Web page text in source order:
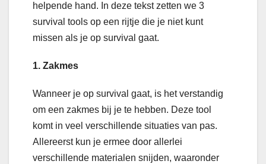
helpende hand. In deze tekst zetten we 3
survival tools op een rijtje die je niet kunt
missen als je op survival gaat.
1. Zakmes
Wanneer je op survival gaat, is het verstandig
om een zakmes bij je te hebben. Deze tool
komt in veel verschillende situaties van pas.
Allereerst kun je ermee door allerlei
verschillende materialen snijden, waaronder